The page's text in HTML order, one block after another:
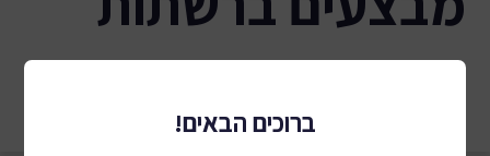
ברוכים הבאים!ומותגים